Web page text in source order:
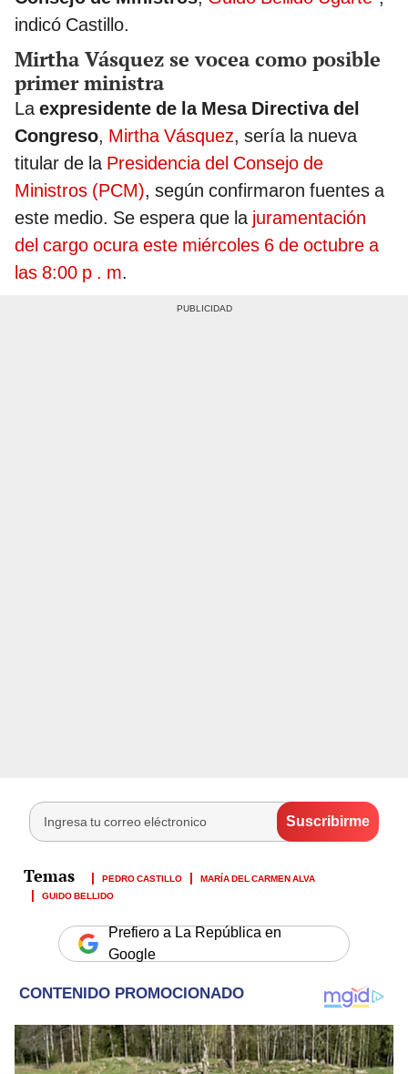
indicó Castillo.
Mirtha Vásquez se vocea como posible
primer ministra
Laexpresidente de la Mesa Directiva del
Congreso, Mirtha Vásquez, sería la nueva
titular de la Presidencia del Consejo de
Ministros (PCM), según confirmaron fuentes a
este medio. Se espera que la juramentación
del cargo ocura este miércoles 6 de octubre a
las 8:00 p . m.
PEDRO CASTILLO
MARÍA DEL CARMEN ALVA
GUIDO BELLIDO
Prefiero a La República en
Google